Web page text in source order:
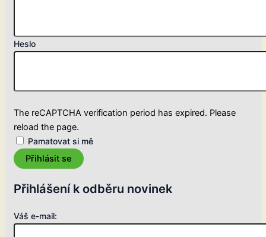
Heslo
The reCAPTCHA verification period has expired. Please
reload the page.
Pamatovat si mě
Přihlásit se
Přihlášení k odběru novinek
Váš e-mail: